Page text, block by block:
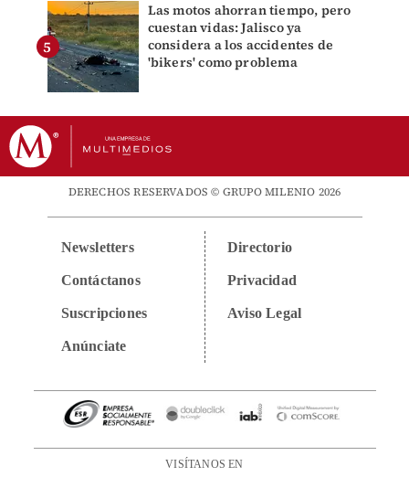
Las motos ahorran tiempo, pero
cuestan vidas: Jalisco ya
considera a los accidentes de
'bikers' como problema
DERECHOS RESERVADOS © GRUPO MILENIO 2026
Newsletters
Contáctanos
Suscripciones
Anúnciate
Directorio
Privacidad
Aviso Legal
VISÍTANOS EN